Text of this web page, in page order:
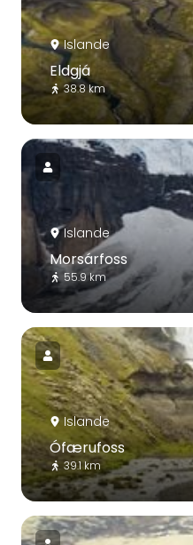
Islande
Eldgjá
38.8 km
Islande
Morsárfoss
55.9 km
Islande
Ófærufoss
39.1 km